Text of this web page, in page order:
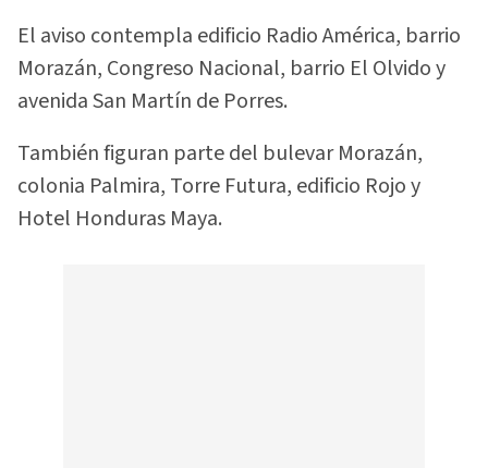
El aviso contempla edificio Radio América, barrio
Morazán, Congreso Nacional, barrio El Olvido y
avenida San Martín de Porres.
También figuran parte del bulevar Morazán,
colonia Palmira, Torre Futura, edificio Rojo y
Hotel Honduras Maya.